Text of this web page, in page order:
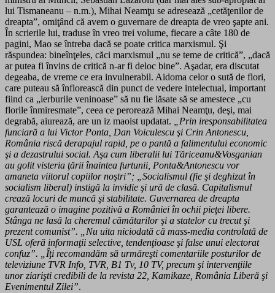
lui Tismaneanu – n.m.), Mihai Neamţu se adresează „cetăţenilor de
dreapta”, omiţând că avem o guvernare de dreapta de vreo şapte ani.
În scrierile lui, traduse în vreo trei volume, fiecare a câte 180 de
pagini, Mao se întreba dacă se poate critica marxismul. Şi
răspundea: bineînţeles, căci marxismul „nu se teme de critică”, „dacă
ar putea fi învins de critică n-ar fi deloc bine”. Aşadar, era discutat
degeaba, de vreme ce era invulnerabil. Aidoma celor o sută de flori,
care puteau să înflorească din punct de vedere intelectual, important
fiind ca „ierburile veninoase” să nu fie lăsate să se amestece „cu
florile înmiresmate”, ceea ce perorează Mihai Neamţu, deşi, mai
degrabă, aiurează, are un iz maoist updatat.
„Prin iresponsabilitatea
funciară a lui Victor Ponta, Dan Voiculescu şi Crin Antonescu,
România riscă derapajul rapid, pe o pantă a falimentului economic
şi a dezastrului social. Aşa cum liberalii lui Tăriceanu&Vosganian
au golit visteria ţării înaintea furtunii, Ponta&Antonescu vor
amaneta viitorul copiilor noştri”; „Socialismul (fie şi deghizat în
socialism liberal) instigă la invidie şi ură de clasă. Capitalismul
crează locuri de muncă şi stabilitate. Guvernarea de dreapta
garantează o imagine pozitivă a României în ochii pieţei libere.
Stânga ne lasă la cheremul cămătarilor şi a statelor cu trecut şi
prezent comunist”. „Nu uita niciodată că mass-media controlată de
USL oferă informaţii selective, tendenţioase şi false unui electorat
confuz”. „Îţi recomandăm să urmăreşti comentariile posturilor de
televiziune TVR Info, TVR, B1 Tv, 10 TV, precum şi intervenţiile
unor ziarişti credibili de la revista 22, Kamikaze, România Liberă şi
Evenimentul Zilei”.